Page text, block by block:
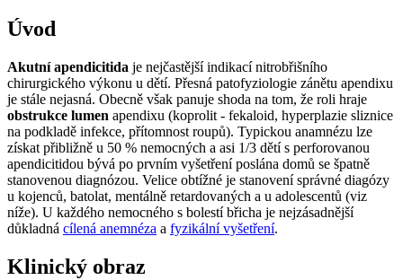
Úvod
Akutní apendicitida je nejčastější indikací nitrobřišního
chirurgického výkonu u dětí. Přesná patofyziologie zánětu apendixu
je stále nejasná. Obecně však panuje shoda na tom, že roli hraje
obstrukce lumen apendixu (koprolit - fekaloid, hyperplazie sliznice
na podkladě infekce, přítomnost roupů). Typickou anamnézu lze
získat přibližně u 50 % nemocných a asi 1/3 dětí s perforovanou
apendicitidou bývá po prvním vyšetření poslána domů se špatně
stanovenou diagnózou. Velice obtížné je stanovení správné diagózy
u kojenců, batolat, mentálně retardovaných a u adolescentů (viz
níže). U každého nemocného s bolestí břicha je nejzásadnější
důkladná cílená anemnéza a fyzikální vyšetření.
Klinický obraz